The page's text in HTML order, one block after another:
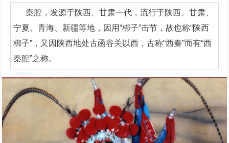
秦腔，发源于陕西、甘肃一代，流行于陕西、甘肃、
宁夏、青海、新疆等地，因用“梆子”击节，故也称“陕西
梆子”，又因陕西地处古函谷关以西，古称“西秦”而有“西
秦腔”之称。